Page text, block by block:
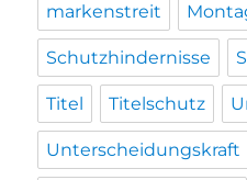
markenstreit
Schutzhindernisse
Titel Titelschutz
Unterscheidungskraft